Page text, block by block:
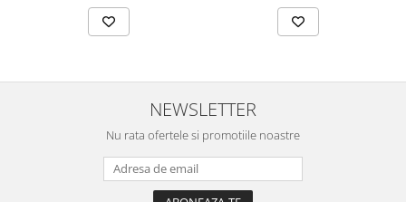
NEWSLETTER
Nu rata ofertele si promotiile noastre